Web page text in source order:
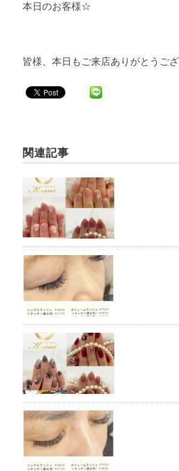
本日のお客様☆
皆様、本日もご来店ありがとうご
関連記事